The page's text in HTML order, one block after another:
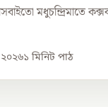
মধুচন্দ্রিমাতে
১ মিনিট পাঠ